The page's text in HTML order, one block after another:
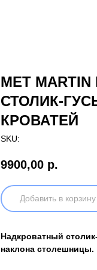
MET
СТОЛИК-
КРОВАТЕЙ
SKU:
9900,00 р.
Добавить в корзину
Надкроватный
наклона столешницы.